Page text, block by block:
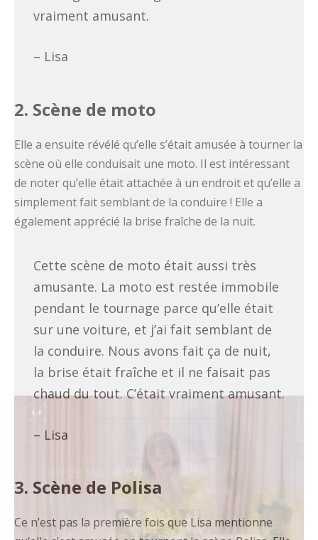
vraiment amusant.
– Lisa
2. Scène de moto
Elle a ensuite révélé qu’elle s’était amusée à tourner la
scène où elle conduisait une moto. Il est intéressant
de noter qu’elle était attachée à un endroit et qu’elle a
simplement fait semblant de la conduire ! Elle a
également apprécié la brise fraîche de la nuit.
Cette scène de moto était aussi très
amusante. La moto est restée immobile
pendant le tournage parce qu’elle était
sur une voiture, et j’ai fait semblant de
la conduire. Nous avons fait ça de nuit,
la brise était fraîche et il ne faisait pas
chaud du tout. C’était vraiment amusant.
– Lisa
3. Scène de Polisa
Ce n’est pas la première fois que Lisa mentionne